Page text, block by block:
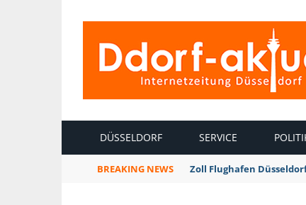
DÜSSELDORF SERVICE
BREAKING NEWS Zoll Flughafen